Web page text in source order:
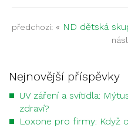
předchozí: « ND dětská
Nejnovější příspěvky
UV záření a svítidla:
zdraví?
Loxone pro firmy: Když